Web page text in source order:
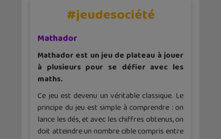
#jeudesociété
Mathador
Mathador est un jeu de plateau à jouer
à plusieurs pour se défier avec les
maths.
Ce jeu est devenu un véritable classique. Le
principe du jeu est simple à comprendre : on
lance les dés, et avec les chiffres obtenus, on
doit atteindre un nombre cible compris entre